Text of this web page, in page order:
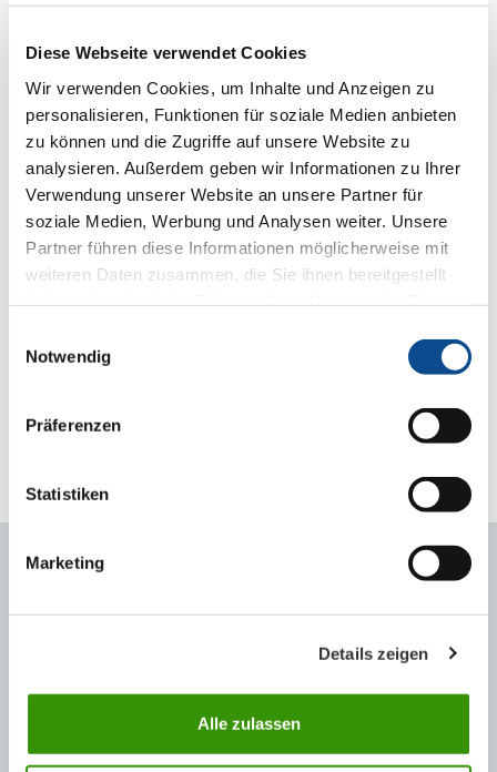
Diese Webseite verwendet Cookies
Wir verwenden Cookies, um Inhalte und Anzeigen zu
personalisieren, Funktionen für soziale Medien anbieten
zu können und die Zugriffe auf unsere Website zu
analysieren. Außerdem geben wir Informationen zu Ihrer
Verwendung unserer Website an unsere Partner für
soziale Medien, Werbung und Analysen weiter. Unsere
Partner führen diese Informationen möglicherweise mit
weiteren Daten zusammen, die Sie ihnen bereitgestellt
Notwendig
Präferenzen
Statistiken
Marketing
Details zeigen
Alle zulassen
kontaktach międzynarodowych. Opinia o ich wyrobach i firmach
przekłada się na pozytywny obraz innych dziedzin w Polsce,
choćby kultury i inicjatyw społecznych. Zaznaczył, że
biznesmeni są ambasadorami zarówno polskiego biznesu,
gospodarki jak i Polski.
m.socala@austrotherm.pl
Menedżer ds. marketingu cyfrowego